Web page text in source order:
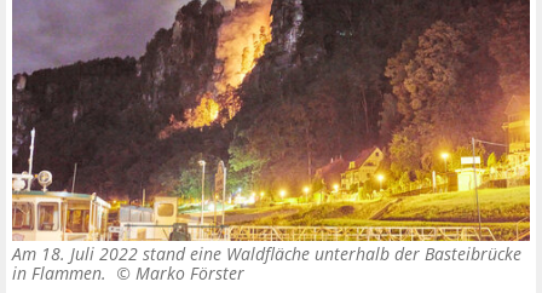
Am 18. Juli 2022 stand eine Waldfläche unterhalb der Basteibrücke
in Flammen. © Marko Förster